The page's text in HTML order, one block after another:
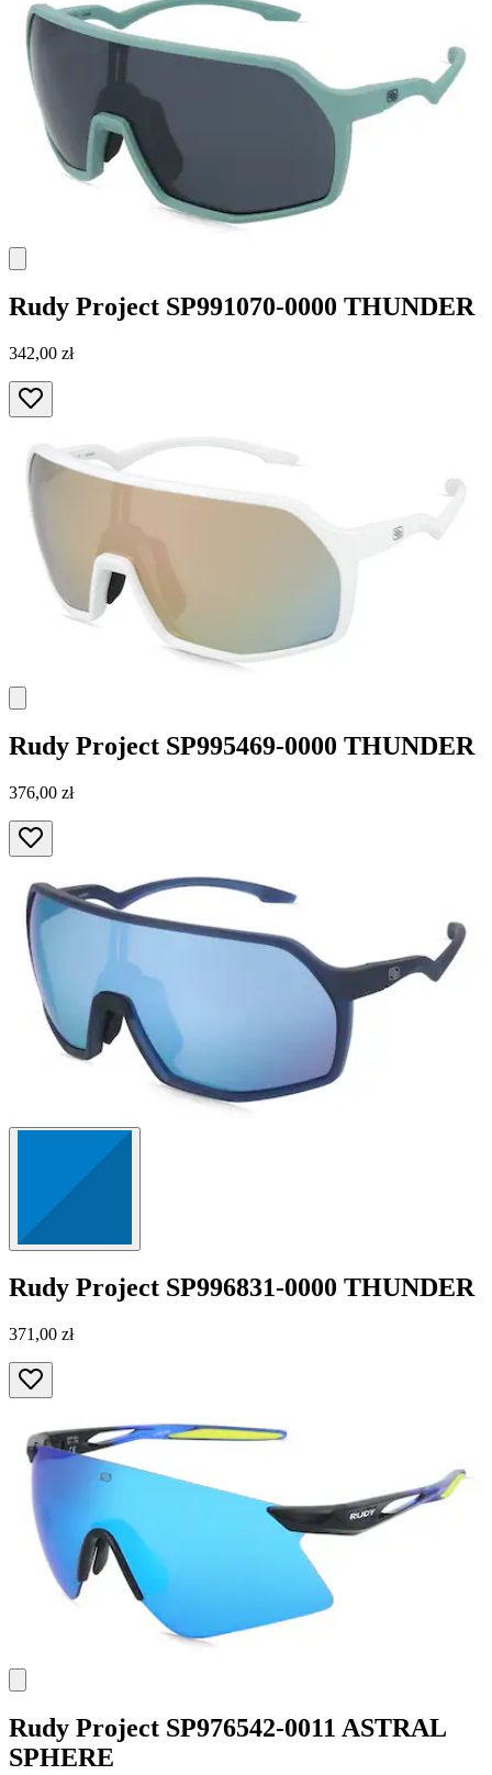
Rudy Project SP991070-0000 THUNDER
342,00 zł
Rudy Project SP995469-0000 THUNDER
376,00 zł
Rudy Project SP996831-0000 THUNDER
371,00 zł
Rudy Project SP976542-0011 ASTRAL
SPHERE